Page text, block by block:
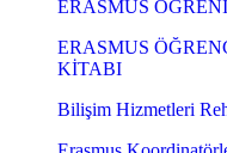
ERASMUS
ERASMUS
KİTABI
Bilişim Hizmetleri